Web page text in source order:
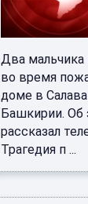
Два мальчика
во время
доме в
Башкирии. Об
рассказал
Трагедия п ...